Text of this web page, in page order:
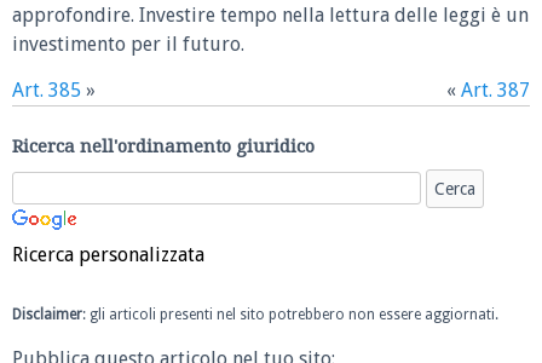
approfondire. Investire tempo nella lettura delle leggi è un
investimento per il futuro.
Art. 385 » « Art. 387
Ricerca nell'ordinamento giuridico
Ricerca personalizzata
Disclaimer: gli articoli presenti nel sito potrebbero non essere aggiornati.